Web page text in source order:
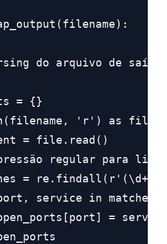
do arquivo de
= {}
'r') as file:
= file.read()
regular para
=
service in matches:
=